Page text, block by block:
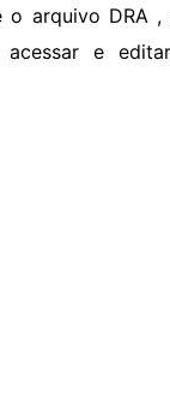
o arquivo DRA
acessar e